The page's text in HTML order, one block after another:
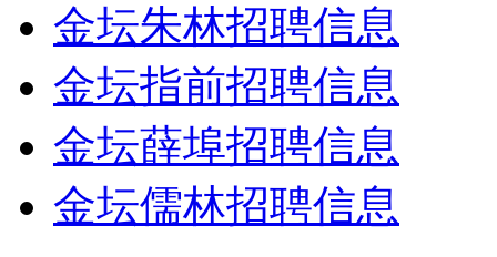
金坛朱林招聘信息
金坛指前招聘信息
金坛薛埠招聘信息
金坛儒林招聘信息